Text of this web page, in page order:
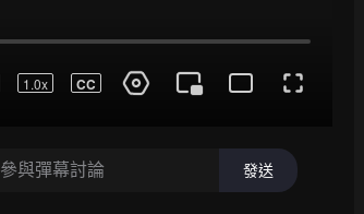
1.0x CC
參與彈幕討論 發送